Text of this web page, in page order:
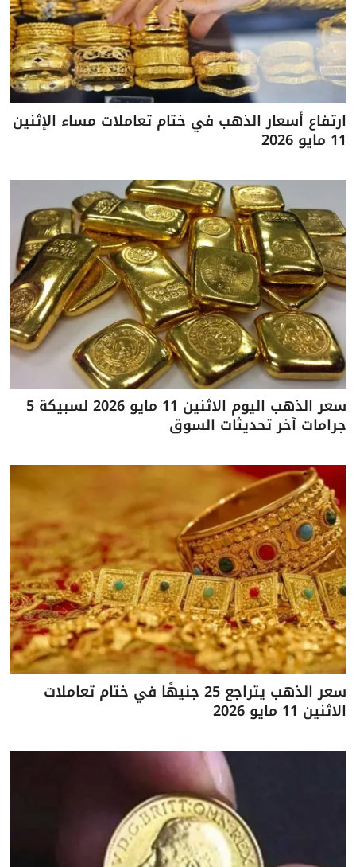
ارتفاع أسعار الذهب في ختام تعاملات مساء الإثنين
11 مايو 2026
سعر الذهب اليوم الاثنين 11 مايو 2026 لسبيكة 5
جرامات آخر تحديثات السوق
سعر الذهب يتراجع 25 جنيهًا في ختام تعاملات
الاثنين 11 مايو 2026